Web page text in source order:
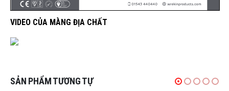
VIDEO CỦA MÀNG ĐỊA CHẤT
SẢN PHẨM TƯƠNG TỰ